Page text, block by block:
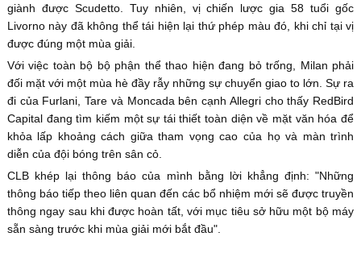
giành được Scudetto. Tuy nhiên, vị chiến lược gia 58 tuổi gốc
Livorno này đã không thể tái hiện lại thứ phép màu đó, khi chỉ tại vị
được đúng một mùa giải.
Với việc toàn bộ bộ phận thể thao hiện đang bỏ trống, Milan phải
đối mặt với một mùa hè đầy rẫy những sự chuyển giao to lớn. Sự ra
đi của Furlani, Tare và Moncada bên cạnh Allegri cho thấy RedBird
Capital đang tìm kiếm một sự tái thiết toàn diện về mặt văn hóa để
khỏa lấp khoảng cách giữa tham vọng cao của họ và màn trình
diễn của đội bóng trên sân cỏ.
CLB khép lại thông báo của mình bằng lời khẳng định: "Những
thông báo tiếp theo liên quan đến các bổ nhiệm mới sẽ được truyền
thông ngay sau khi được hoàn tất, với mục tiêu sở hữu một bộ máy
sẵn sàng trước khi mùa giải mới bắt đầu".